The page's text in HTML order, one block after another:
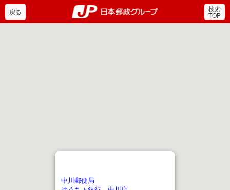
郵便局・日本郵政グルー
戻る 検索
TOP
中川郵便局